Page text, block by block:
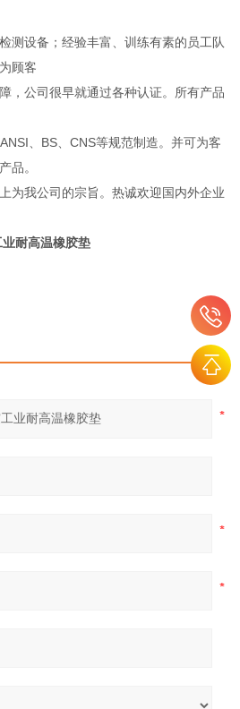
设备；经验丰富、训练有素的员工队
顾客
，公司很早就通过各种认证。所有产品
、BS、CNS等规范制造。并可为客
品。
为我公司的宗旨。热诚欢迎国内外企业
耐高温橡胶垫